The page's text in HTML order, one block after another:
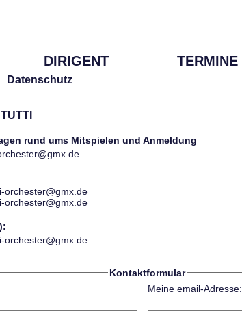
DIRIGENT TERMINE
Datenschutz
rund ums Mitspielen und Anmeldung
orchester@gmx.de
orchester@gmx.de
orchester@gmx.de
Kontaktformular
Meine email-Adresse: